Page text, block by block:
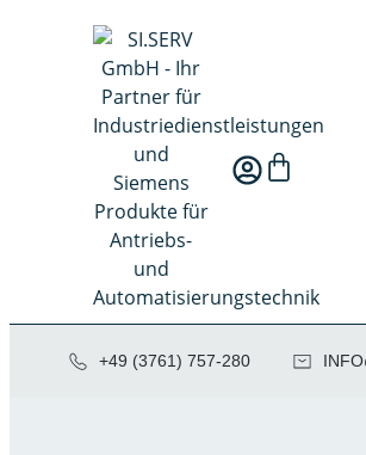
+49 (3761) 757-280 NI